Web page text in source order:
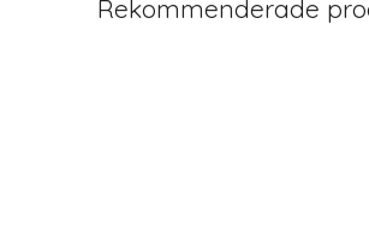
Rekommenderade